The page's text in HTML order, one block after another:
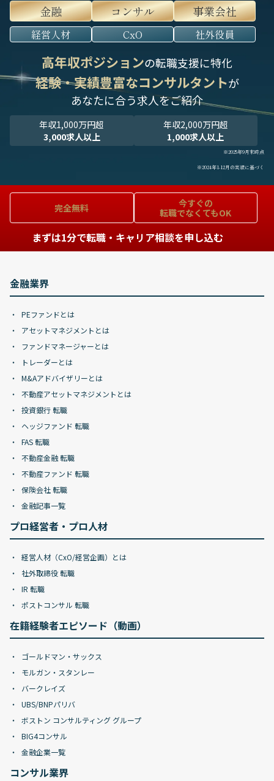
金融
コンサル 事業会社
経営人材 CxO 社外役員
高年収ポジションの転職支援に特化
経験・実績豊富なコンサルタントが
あなたに合う求人をご紹介
年収1,000万円超
3,000求人以上
年収2,000万円超
1,000求人以上
※2025年9月末時点
※2024年1-12月の実績に基づく
完全無料
今すぐの
転職でなくてもOK
まずは1分で転職・キャリア相談を申し込む
金融業界
PEファンドとは
アセットマネジメントとは
ファンドマネージャーとは
トレーダーとは
M&Aアドバイザリーとは
不動産アセットマネジメントとは
投資銀行 転職
ヘッジファンド 転職
FAS 転職
不動産金融 転職
不動産ファンド 転職
保険会社 転職
金融記事一覧
プロ経営者・プロ人材
経営人材（CxO/経営企画）とは
社外取締役 転職
IR 転職
ポストコンサル 転職
在籍経験者エピソード（動画）
ゴールドマン・サックス
モルガン・スタンレー
バークレイズ
UBS/BNPパリバ
ボストン コンサルティング グループ
BIG4コンサル
金融企業一覧
コンサル業界